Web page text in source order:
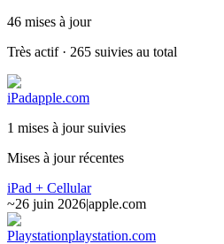
46 mises à jour
Très actif · 265 suivies au total
iPadapple.com
1 mises à jour suivies
Mises à jour récentes
iPad + Cellular
~26 juin 2026|apple.com
Playstationplaystation.com